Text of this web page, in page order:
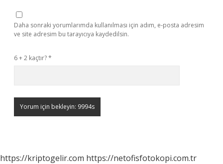
Daha sonraki yorumlarımda kullanılması için adım, e-posta adresim
ve site adresim bu tarayıcıya kaydedilsin.
6 + 2 kaçtır?*
https://kriptogelir.com https://netofisfotokopi.com.tr